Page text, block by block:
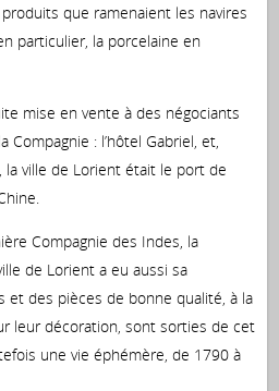
produits que ramenaient les navires
particulier, la porcelaine en
mise en vente à des négociants
Compagnie : l’hôtel Gabriel, et,
la ville de Lorient était le port de
Compagnie des Indes, la
de Lorient a eu aussi sa
et des pièces de bonne qualité, à la
leur décoration, sont sorties de cet
une vie éphémère, de 1790 à